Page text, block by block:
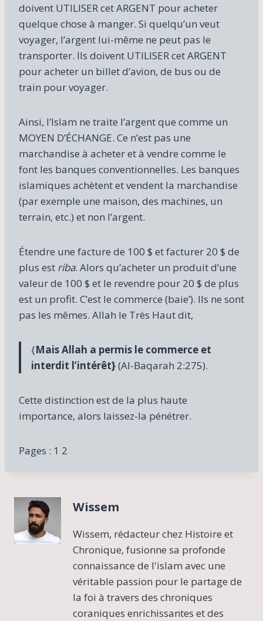
doivent UTILISER cet ARGENT pour acheter
quelque chose à manger. Si quelqu’un veut
voyager, l’argent lui-même ne peut pas le
transporter. Ils doivent UTILISER cet ARGENT
pour acheter un billet d’avion, de bus ou de
train pour voyager.
Ainsi, l’Islam ne traite l’argent que comme un
MOYEN D’ÉCHANGE. Ce n’est pas une
marchandise à acheter et à vendre comme le
font les banques conventionnelles. Les banques
islamiques achètent et vendent la marchandise
(par exemple une maison, des machines, un
terrain, etc.) et non l’argent.
Étendre une facture de 100 $ et facturer 20 $ de
plus est riba. Alors qu’acheter un produit d’une
valeur de 100 $ et le revendre pour 20 $ de plus
est un profit. C’est le commerce (baie’). Ils ne sont
pas les mêmes. Allah le Très Haut dit,
{Mais Allah a permis le commerce et
interdit l’intérêt}(Al-Baqarah 2:275).
Cette distinction est de la plus haute
importance, alors laissez-la pénétrer.
Pages : 1 2
Wissem
Wissem, rédacteur chez Histoire et
Chronique, fusionne sa profonde
connaissance de l'islam avec une
véritable passion pour le partage de
la foi à travers des chroniques
coraniques enrichissantes et des